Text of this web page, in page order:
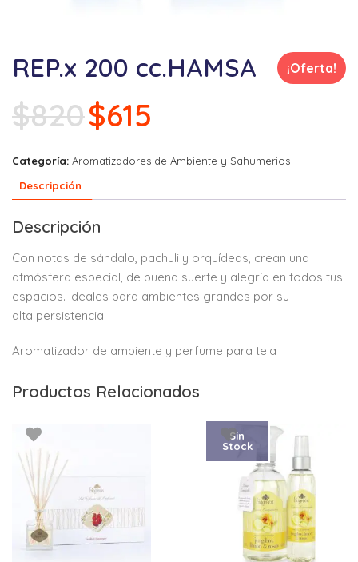
¡Oferta!
REP.x 200 cc.HAMSA
$820 El
precio
original
$820.
$615
$615.
Categoría: Aromatizadores de Ambiente y Sahumerios
Descripción
Descripción
Con notas de sándalo, pachuli y orquídeas, crean una
atmósfera especial, de buena suerte y alegría en todos tus
espacios. Ideales para ambientes grandes por su
alta persistencia.
Aromatizador de ambiente y perfume para tela
Productos Relacionados
Sin
Stock